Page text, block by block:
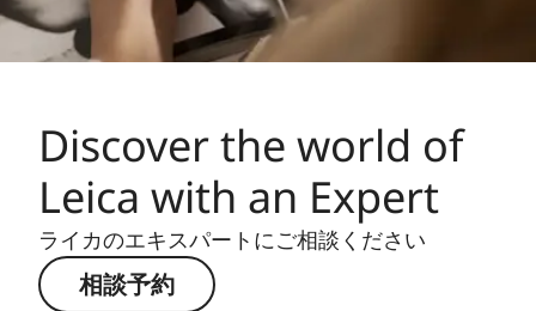
Discover the world of
Leica with an Expert
ライカのエキスパートにご相談ください
相談予約